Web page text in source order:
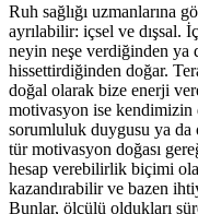
Ruh sağlığı uzmanlarına
ayrılabilir: içsel ve dışsal.
neyin neşe verdiğinden ya
hissettirdiğinden doğar.
doğal olarak bize enerji
motivasyon ise kendimizin
sorumluluk duygusu ya da
tür motivasyon doğası
hesap verebilirlik biçimi
kazandırabilir ve bazen
Bunlar, ölçülü oldukları